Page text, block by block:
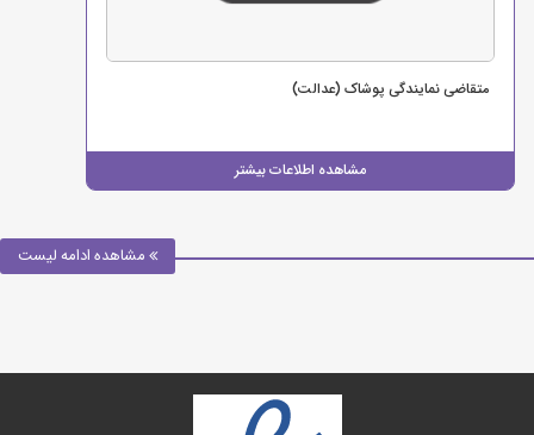
مشاهده اطلاعات بیشتر
متقاضی نمایندگی پوشاک (عدالت)
مشاهده ادامه لیست